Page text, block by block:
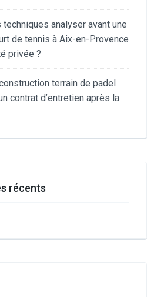
analyser avant une
de tennis à Aix-en-Provence
privée ?
terrain de padel
contrat d’entretien après la
récents